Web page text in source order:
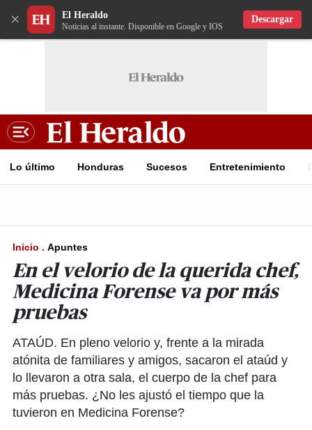
× El Heraldo
Noticias al instante. Disponible en Google y IOS
Descargar
Lo último Honduras Sucesos Entretenimiento
Inicio . Apuntes
En el velorio de la querida chef,
Medicina Forense va por más
pruebas
ATAÚD. En pleno velorio y, frente a la mirada
atónita de familiares y amigos, sacaron el ataúd y
lo llevaron a otra sala, el cuerpo de la chef para
más pruebas. ¿No les ajustó el tiempo que la
tuvieron en Medicina Forense?